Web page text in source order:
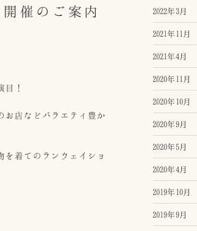
催のご案内
！
お店などバラエティ豊か
着てのランウェイショ
2022年3月
2021年11月
2021年4月
2020年11月
2020年10月
2020年9月
2020年5月
2020年4月
2019年10月
2019年9月